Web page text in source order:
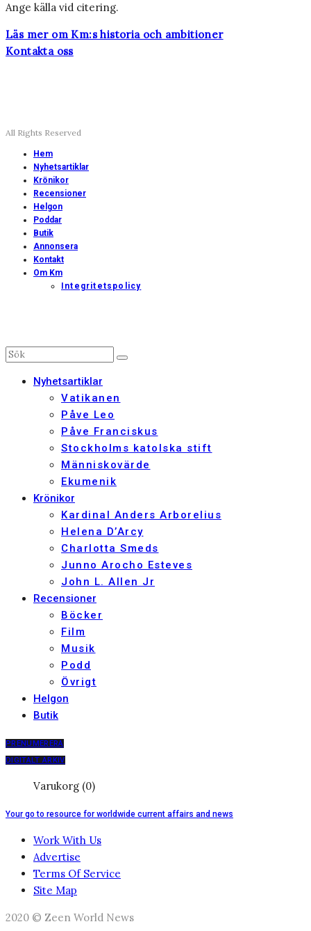
Ange källa vid citering.
Läs mer om Km:s historia och ambitioner
Kontakta oss
All Rights Reserved
Hem
Nyhetsartiklar
Krönikor
Recensioner
Helgon
Poddar
Butik
Annonsera
Kontakt
Om Km
Integritetspolicy
Nyhetsartiklar
Vatikanen
Påve Leo
Påve Franciskus
Stockholms katolska stift
Människovärde
Ekumenik
Krönikor
Kardinal Anders Arborelius
Helena D’Arcy
Charlotta Smeds
Junno Arocho Esteves
John L. Allen Jr
Recensioner
Böcker
Film
Musik
Podd
Övrigt
Helgon
Butik
PRENUMERERA
DIGITALT ARKIV
Varukorg (0)
Your go to resource for worldwide current affairs and news
Work With Us
Advertise
Terms Of Service
Site Map
2020 © Zeen World News